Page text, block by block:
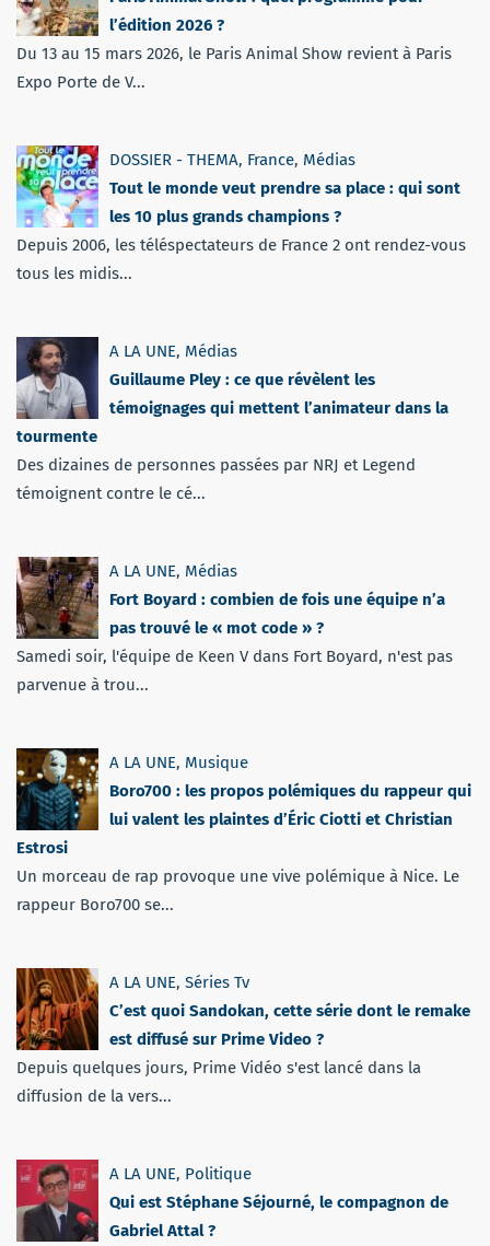
l’édition 2026 ?
Du 13 au 15 mars 2026, le Paris Animal Show revient à Paris
Expo Porte de V...
DOSSIER - THEMA, France, Médias
Tout le monde veut prendre sa place : qui sont
les 10 plus grands champions ?
Depuis 2006, les téléspectateurs de France 2 ont rendez-vous
tous les midis...
A LA UNE, Médias
Guillaume Pley : ce que révèlent les
témoignages qui mettent l’animateur dans la
tourmente
Des dizaines de personnes passées par NRJ et Legend
témoignent contre le cé...
A LA UNE, Médias
Fort Boyard : combien de fois une équipe n’a
pas trouvé le « mot code » ?
Samedi soir, l'équipe de Keen V dans Fort Boyard, n'est pas
parvenue à trou...
A LA UNE, Musique
Boro700 : les propos polémiques du rappeur qui
lui valent les plaintes d’Éric Ciotti et Christian
Estrosi
Un morceau de rap provoque une vive polémique à Nice. Le
rappeur Boro700 se...
A LA UNE, Séries Tv
C’est quoi Sandokan, cette série dont le remake
est diffusé sur Prime Video ?
Depuis quelques jours, Prime Vidéo s'est lancé dans la
diffusion de la vers...
A LA UNE, Politique
Qui est Stéphane Séjourné, le compagnon de
Gabriel Attal ?